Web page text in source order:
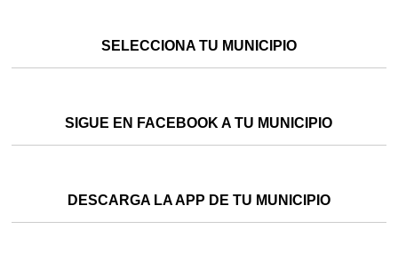
SELECCIONA TU MUNICIPIO
SIGUE EN FACEBOOK A TU MUNICIPIO
DESCARGA LA APP DE TU MUNICIPIO